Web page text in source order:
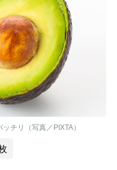
チリ（写真／PIXTA）